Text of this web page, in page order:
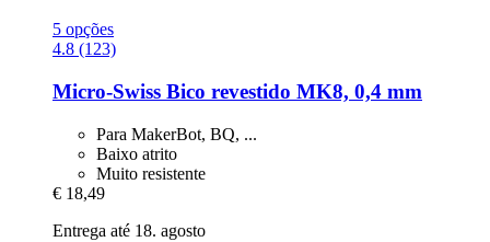
5 opções
4.8 (123)
Micro-Swiss Bico revestido MK8, 0,4 mm
Para MakerBot, BQ, ...
Baixo atrito
Muito resistente
€ 18,49
Entrega até 18. agosto